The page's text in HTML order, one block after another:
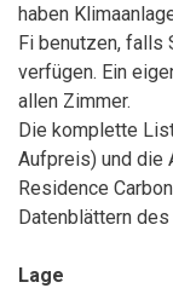
haben
Fi benutzen, falls
verfügen. Ein
allen Zimmer.
Die komplette
Aufpreis) und die
Residence
Datenblättern
Lage